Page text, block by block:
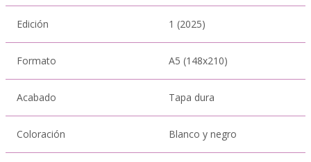
Edición 1 (2025)
Formato A5 (148x210)
Acabado Tapa dura
Coloración Blanco y negro